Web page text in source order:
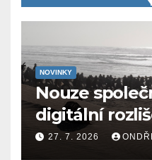
NOVINKY
Nouze
digitální
27. 7. 2026